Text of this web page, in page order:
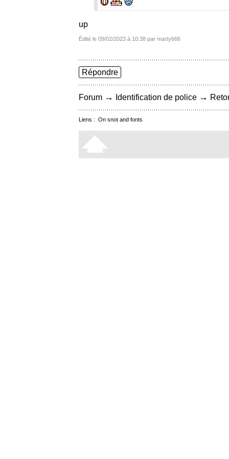
up
Édité le 09/02/2023 à 10:38 par marty666
Répondre
Forum → Identification de police →
Liens : On snot and fonts